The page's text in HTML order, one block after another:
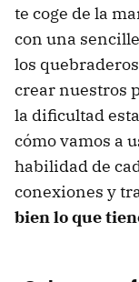
te coge de la
con una
los
crear nuestros
la dificultad
cómo vamos a
habilidad de
conexiones y
bien lo que